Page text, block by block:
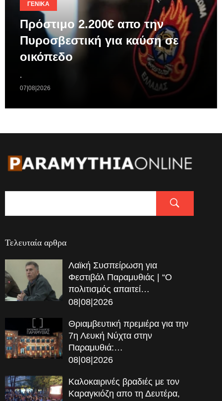
ΓΕΝΙΚΆ
Πρόστιμο 2.200€ απο την
Πυροσβεστική για καύση σε
οικόπεδο
.
07|08|2026
Τελευταία αρθρα
Λαϊκή Συσπείρωση για
Φεστιβάλ Παραμυθιάς | “Ο
πολιτισμός απαιτεί…
08|08|2026
Θριαμβευτική πρεμιέρα για την
7η Λευκή Νύχτα στην
Παραμυθιά:…
08|08|2026
Καλοκαιρινές βραδιές με τον
Καραγκιόζη απο τη Δευτέρα,